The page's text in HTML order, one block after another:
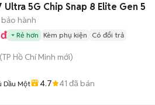
Ultra 5G Chip Snap 8 Elite Gen 5
hành
Rẻ hơn Kèm phụ kiện Có đổi trả
(TP Hồ Chí Minh mới)
Dầu Một 4.7 41 đã bán